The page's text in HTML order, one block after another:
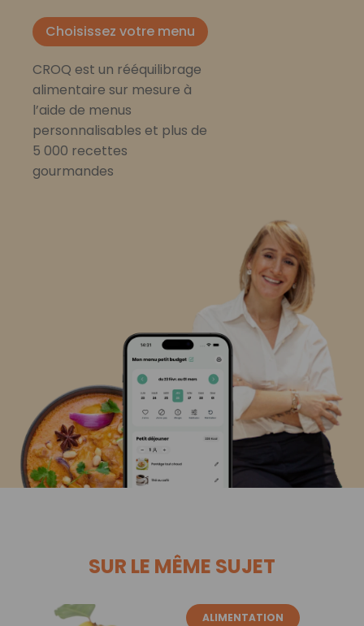
Choisissez votre menu
CROQ est un rééquilibrage
alimentaire sur mesure à
l’aide de menus
personnalisables et plus de
5 000 recettes
gourmandes
SUR LE MÊME SUJET
ALIMENTATION